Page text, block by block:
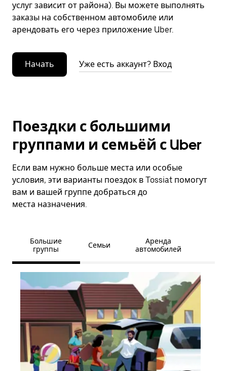
услуг зависит от района). Вы можете выполнять
заказы на собственном автомобиле или
арендовать его через приложение Uber.
Начать Уже есть аккаунт? Вход
Поездки с большими
группами и семьёй с Uber
Если вам нужно больше места или особые
условия, эти варианты поездок в Tossiat помогут
вам и вашей группе добраться до
места назначения.
Большие
группы
Семьи
Аренда
автомобилей